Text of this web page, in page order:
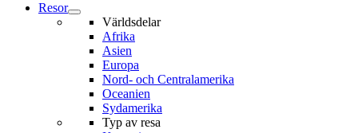
Resor
Världsdelar
Afrika
Asien
Europa
Nord- och Centralamerika
Oceanien
Sydamerika
Typ av resa